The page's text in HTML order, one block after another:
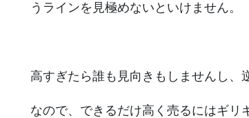
うラインを見極めないといけません。
高すぎたら誰も見向きもしませんし、
なので、できるだけ高く売るにはギリ